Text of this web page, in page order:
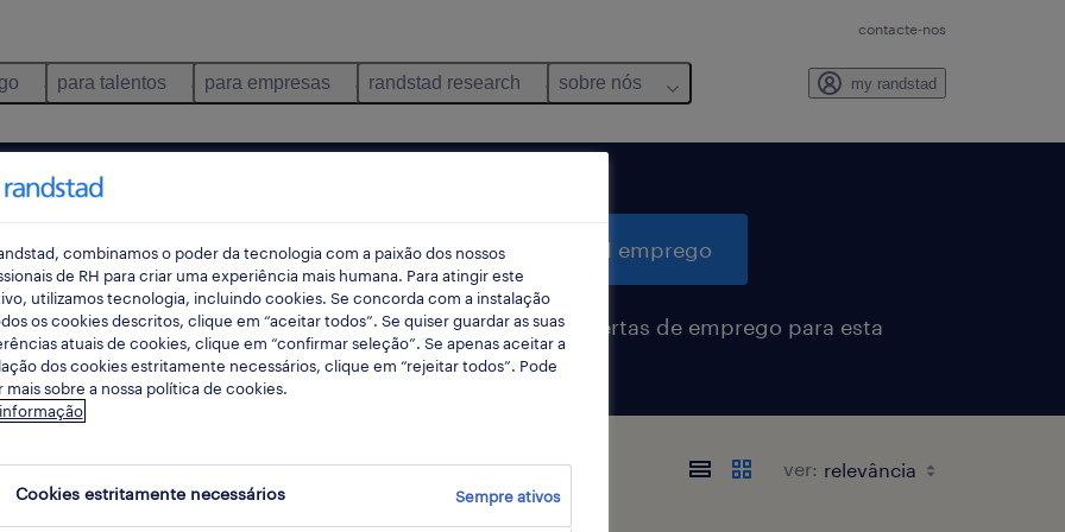
contacte-nos
para talentos para empresas randstad research sobre nós my randstad
pesquisar 1 emprego
receber alertas de emprego para esta
pesquisa
Santarem ver:
combinamos o poder da tecnologia com a paixão dos nossos
de RH para criar uma experiência mais humana. Para atingir este
utilizamos tecnologia, incluindo cookies. Se concorda com a instalação
os cookies descritos, clique em “aceitar todos”. Se quiser guardar as suas
atuais de cookies, clique em “confirmar seleção”. Se apenas aceitar a
dos cookies estritamente necessários, clique em “rejeitar todos”. Pode
mais sobre a nossa política de cookies.
Cookies estritamente necessários Sempre ativos